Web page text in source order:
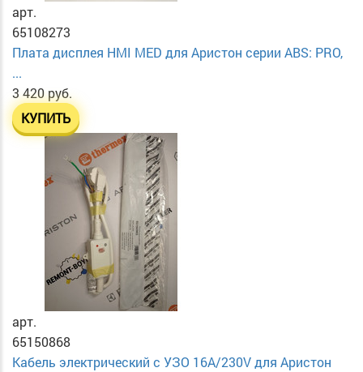
арт.
65108273
Плата дисплея HMI MED для Аристон серии ABS: PRO,
...
3 420 руб.
КУПИТЬ
арт.
65150868
Кабель электрический с УЗО 16А/230V для Аристон